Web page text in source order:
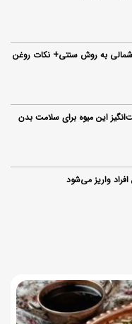
به روش سنتی+ نکات روغن
جزئیات برنامه جدید واریز اعتبار
حشرات در خانه